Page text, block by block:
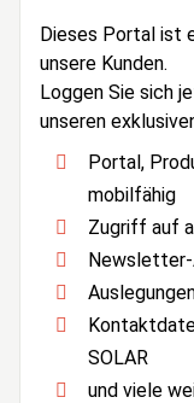
Dieses Portal ist
unsere Kunden.
Loggen Sie sich
unseren
Portal,
mobilfähig
Zugriff auf
Newsletter-
SOLAR
und viele